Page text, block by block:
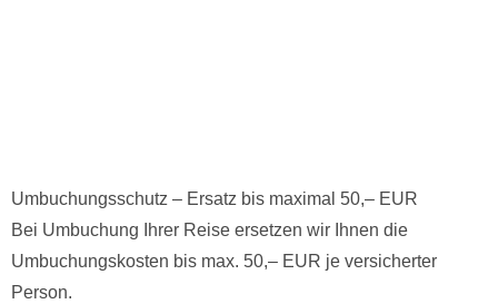
Umbuchungsschutz – Ersatz bis maximal 50,– EUR
Bei Umbuchung Ihrer Reise ersetzen wir Ihnen die
Umbuchungskosten bis max. 50,– EUR je versicherter
Person.